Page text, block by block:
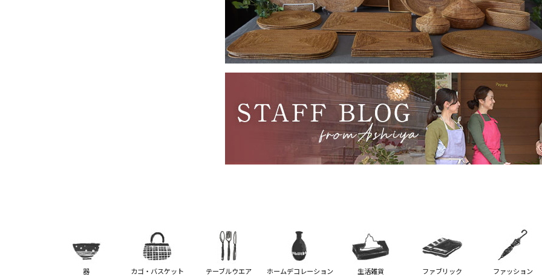
器 カゴ・バスケット テーブルウエア ホームデコレーション 生活雑貨 ファブリック ファッション